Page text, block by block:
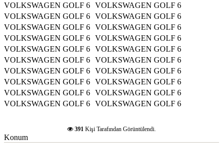
VOLKSWAGEN GOLF 6 VOLKSWAGEN GOLF 6
VOLKSWAGEN GOLF 6 VOLKSWAGEN GOLF 6
VOLKSWAGEN GOLF 6 VOLKSWAGEN GOLF 6
VOLKSWAGEN GOLF 6 VOLKSWAGEN GOLF 6
VOLKSWAGEN GOLF 6 VOLKSWAGEN GOLF 6
VOLKSWAGEN GOLF 6 VOLKSWAGEN GOLF 6
VOLKSWAGEN GOLF 6 VOLKSWAGEN GOLF 6
VOLKSWAGEN GOLF 6 VOLKSWAGEN GOLF 6
VOLKSWAGEN GOLF 6 VOLKSWAGEN GOLF 6
VOLKSWAGEN GOLF 6 VOLKSWAGEN GOLF 6
391 Kişi Tarafından Görüntülendi.
Konum